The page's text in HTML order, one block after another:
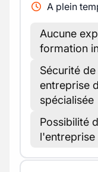
A plein
Aucune
formation
Sécurité
entreprise
spécialisée
Possibilité
l'entreprise